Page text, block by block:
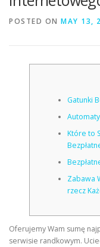
CONTACT
CORRECTIVE AND
FLEXION
FUNCTIONAL
POSTED ON MAY 13,
Gatunki
Które to
Zabawa
rzecz
Oferujemy Wam sumę
serwisie randkowym.